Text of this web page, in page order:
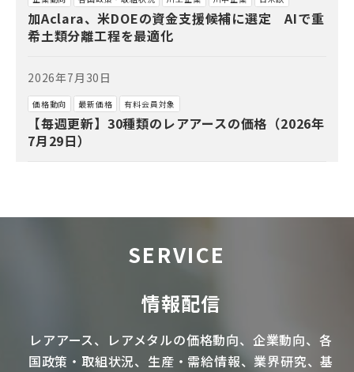
加Aclara、米DOEの資金支援候補に選定 AIで重
希土類分離工程を最適化
2026年7月30日
価格動向 最新価格 有料会員対象
【毎週更新】30種類のレアアースの価格（2026年
7月29日）
SERVICE
情報配信
レアアース、 レアメタルの価格動向、企業動向、各
国政策・取組状況、生産・需給情報、業界研究、基